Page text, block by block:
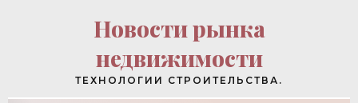
Новости рынка
недвижимости
ТЕХНОЛОГИИ СТРОИТЕЛЬСТВА.